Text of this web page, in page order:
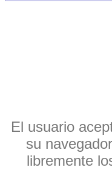
El usuario
su
libremente